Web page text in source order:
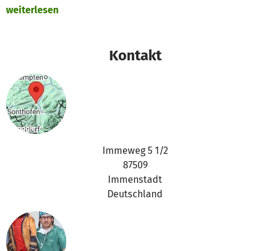
weiterlesen
Kontakt
Immeweg 5 1/2
87509
Immenstadt
Deutschland